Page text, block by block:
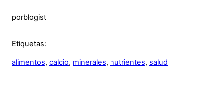
porblogist
Etiquetas:
alimentos, calcio, minerales, nutrientes, salud